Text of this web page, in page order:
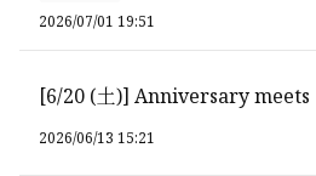
2026/07/01 19:51
[6/20 (土)] Anniversary meets
2026/06/13 15:21